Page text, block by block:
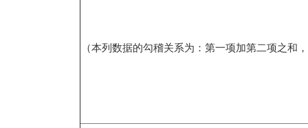
（本列数据的勾稽关系为：第一项加第二项之和